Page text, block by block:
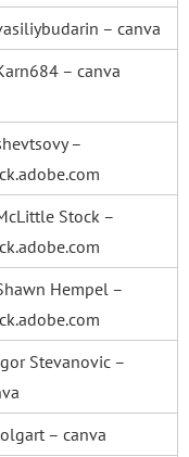
– canva
– canva
–
Stock –
Hempel –
Stevanovic –
– canva